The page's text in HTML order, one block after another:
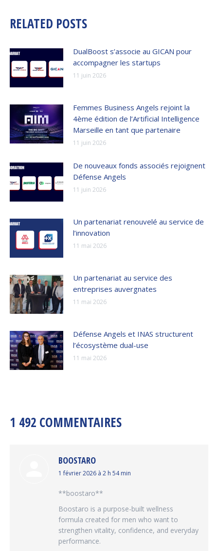
RELATED POSTS
DualBoost s’associe au GICAN pour
accompagner les startups
11 juin 2026
Femmes Business Angels rejoint la
4ème édition de l’Artificial Intelligence
Marseille en tant que partenaire
11 juin 2026
De nouveaux fonds associés rejoignent
Défense Angels
11 juin 2026
Un partenariat renouvelé au service de
l’innovation
11 mai 2026
Un partenariat au service des
entreprises auvergnates
11 mai 2026
Défense Angels et INAS structurent
l’écosystème dual-use
11 mai 2026
1 492 COMMENTAIRES
BOOSTARO
dit
1 février 2026 à 2 h 54 min
**boostaro**
Boostaro is a purpose-built wellness
formula created for men who want to
strengthen vitality, confidence, and everyday
performance.